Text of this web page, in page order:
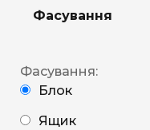
Фасування
Фасування:
Блок
Ящик